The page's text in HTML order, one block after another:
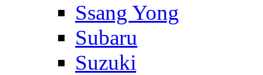
Ssang Yong
Subaru
Suzuki